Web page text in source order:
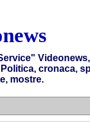
cronaca,
mostre.